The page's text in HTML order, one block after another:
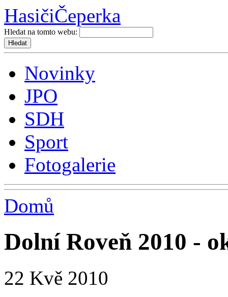
HasičiČeperka
Hledat na tomto webu:
Novinky
JPO
SDH
Sport
Fotogalerie
Domů
Dolní Roveň 2010 -
22 Kvě 2010